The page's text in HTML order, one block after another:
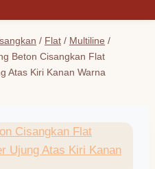
/ Flat / Multiline /
Beton Cisangkan Flat
Atas Kiri Kanan Warna